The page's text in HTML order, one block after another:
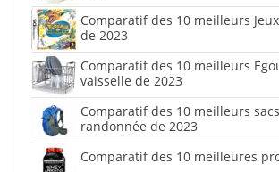
Comparatif des 10 meilleurs
de 2023
Comparatif des 10 meilleurs
vaisselle de 2023
Comparatif des 10 meilleurs
randonnée de 2023
Comparatif des 10 meilleures